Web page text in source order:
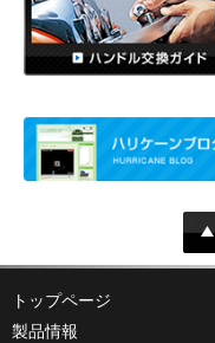
トップページ
製品情報